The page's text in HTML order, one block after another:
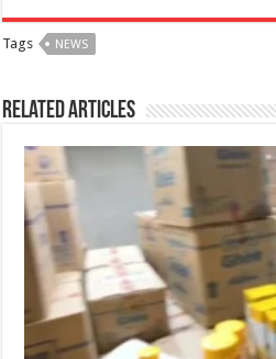
c
e
b
o
o
k
at
A
p
p
ss
n
g
e
r
itt
r
e
ra
m
Tags NEWS
Related Articles